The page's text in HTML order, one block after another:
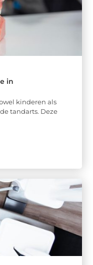
in
kinderen als
tandarts. Deze